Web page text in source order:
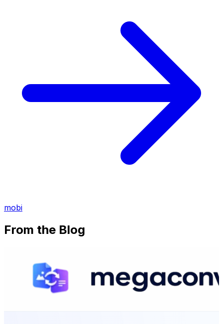
mobi
From the Blog